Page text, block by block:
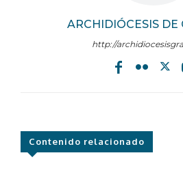
ARCHIDIÓCESIS DE
http://
Contenido relacionado